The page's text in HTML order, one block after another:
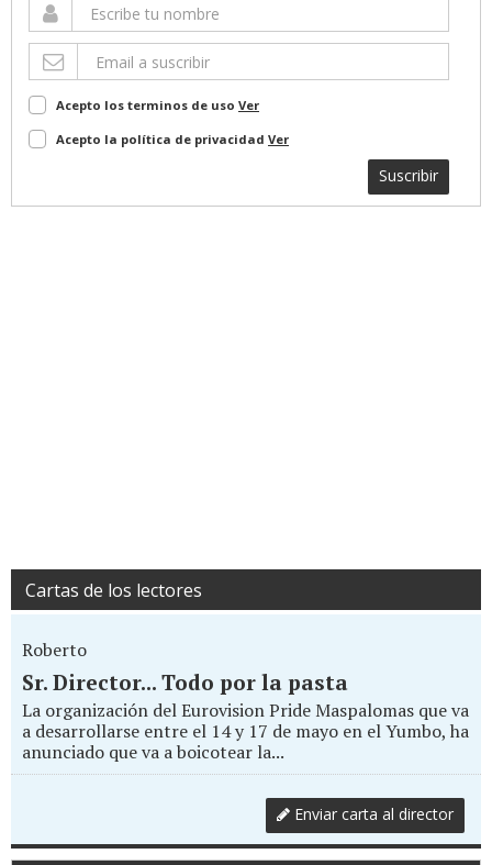
Acepto los terminos de uso Ver
Acepto la política de privacidad Ver
Suscribir
Cartas de los lectores
Roberto
Sr. Director... Todo por la pasta
La organización del Eurovision Pride Maspalomas que va
a desarrollarse entre el 14 y 17 de mayo en el Yumbo, ha
anunciado que va a boicotear la...
Enviar carta al director